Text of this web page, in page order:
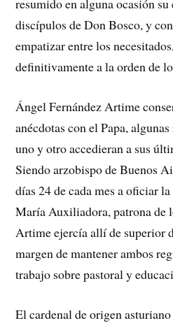
resumido en alguna ocasión
discípulos de Don Bosco, y
empatizar entre los
definitivamente a la orden de
Ángel Fernández Artime
anécdotas con el Papa,
uno y otro accedieran a sus
Siendo arzobispo de Buenos
días 24 de cada mes a oficiar
María Auxiliadora, patrona de
Artime ejercía allí de superior
margen de mantener ambos
trabajo sobre pastoral y
El cardenal de origen